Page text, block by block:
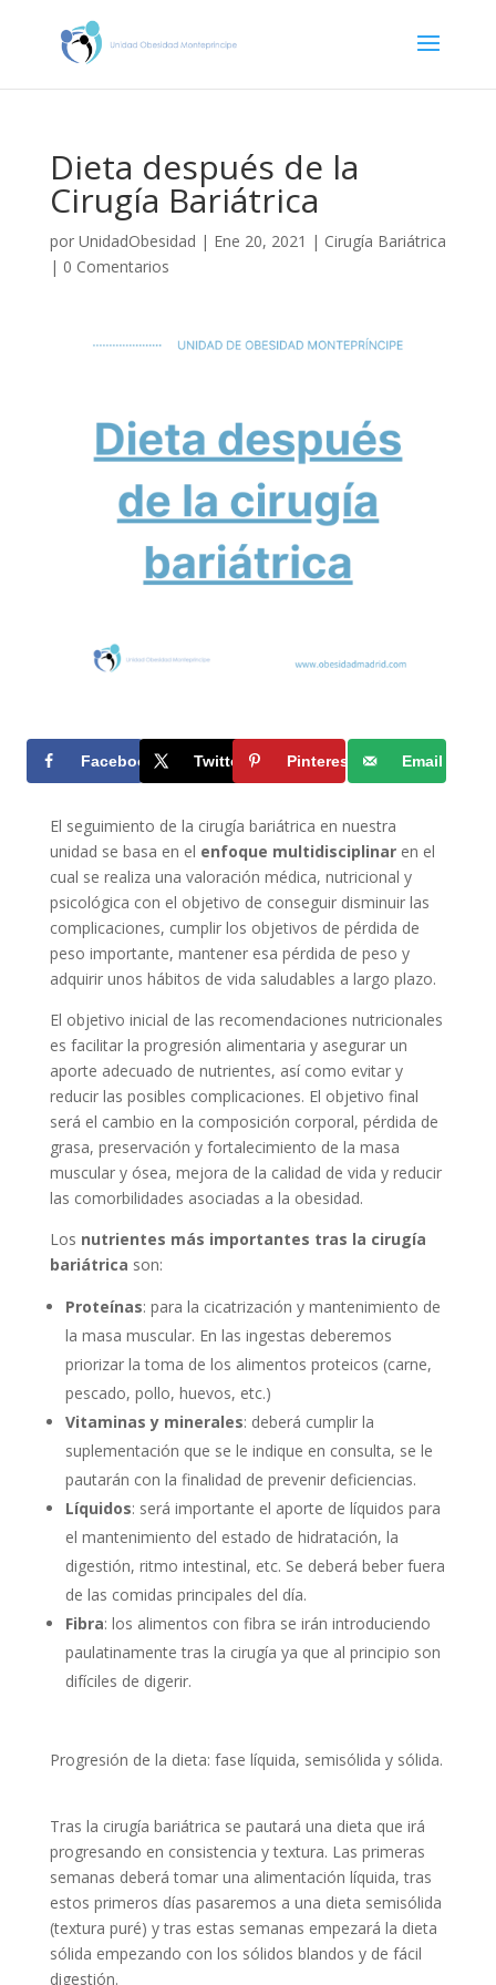
Dieta después de la
Cirugía Bariátrica
por UnidadObesidad | Ene 20, 2021 | Cirugía Bariátrica
| 0 Comentarios
Facebook Twitter Pinterest Email
El seguimiento de la cirugía bariátrica en nuestra
unidad se basa en el enfoque multidisciplinaren el
cual se realiza una valoración médica, nutricional y
psicológica con el objetivo de conseguir disminuir las
complicaciones, cumplir los objetivos de pérdida de
peso importante, mantener esa pérdida de peso y
adquirir unos hábitos de vida saludables a largo plazo.
El objetivo inicial de las recomendaciones nutricionales
es facilitar la progresión alimentaria y asegurar un
aporte adecuado de nutrientes, así como evitar y
reducir las posibles complicaciones. El objetivo final
será el cambio en la composición corporal, pérdida de
grasa, preservación y fortalecimiento de la masa
muscular y ósea, mejora de la calidad de vida y reducir
las comorbilidades asociadas a la obesidad.
Los nutrientes más importantes tras la cirugía
bariátrica son:
Proteínas: para la cicatrización y mantenimiento de
la masa muscular. En las ingestas deberemos
priorizar la toma de los alimentos proteicos (carne,
pescado, pollo, huevos, etc.)
Vitaminas y minerales: deberá cumplir la
suplementación que se le indique en consulta, se le
pautarán con la finalidad de prevenir deficiencias.
Líquidos: será importante el aporte de líquidos para
el mantenimiento del estado de hidratación, la
digestión, ritmo intestinal, etc. Se deberá beber fuera
de las comidas principales del día.
Fibra: los alimentos con fibra se irán introduciendo
paulatinamente tras la cirugía ya que al principio son
difíciles de digerir.
Progresión de la dieta: fase líquida, semisólida y sólida.
Tras la cirugía bariátrica se pautará una dieta que irá
progresando en consistencia y textura. Las primeras
semanas deberá tomar una alimentación líquida, tras
estos primeros días pasaremos a una dieta semisólida
(textura puré) y tras estas semanas empezará la dieta
sólida empezando con los sólidos blandos y de fácil
digestión.